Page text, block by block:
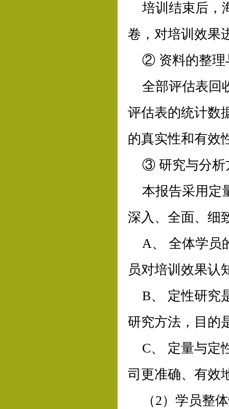
培训结束后，
卷，对培训效果
② 资料的整理
全部评估表回
评估表的统计数
的真实性和有效
③ 研究与分析
本报告采用定
深入、全面、细
A、 全体学员
员对培训效果认
B、 定性研究
研究方法，目的
C、 定量与定
司更准确、有效
（2）学员整